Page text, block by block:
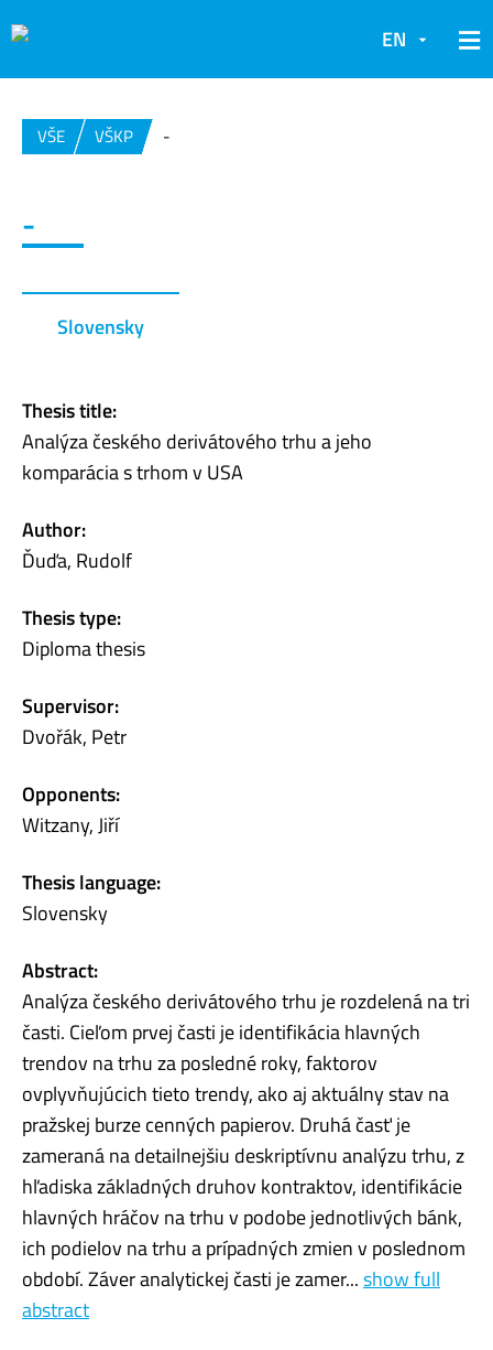
EN
VŠE VŠKP -
-
Slovensky
Thesis title:
Analýza českého derivátového trhu a jeho
komparácia s trhom v USA
Author:
Ďuďa, Rudolf
Thesis type:
Diploma thesis
Supervisor:
Dvořák, Petr
Opponents:
Witzany, Jiří
Thesis language:
Slovensky
Abstract:
Analýza českého derivátového trhu je rozdelená na tri
časti. Cieľom prvej časti je identifikácia hlavných
trendov na trhu za posledné roky, faktorov
ovplyvňujúcich tieto trendy, ako aj aktuálny stav na
pražskej burze cenných papierov. Druhá časť je
zameraná na detailnejšiu deskriptívnu analýzu trhu, z
hľadiska základných druhov kontraktov, identifikácie
hlavných hráčov na trhu v podobe jednotlivých bánk,
ich podielov na trhu a prípadných zmien v poslednom
období. Záver analytickej časti je zamer...show full
abstract